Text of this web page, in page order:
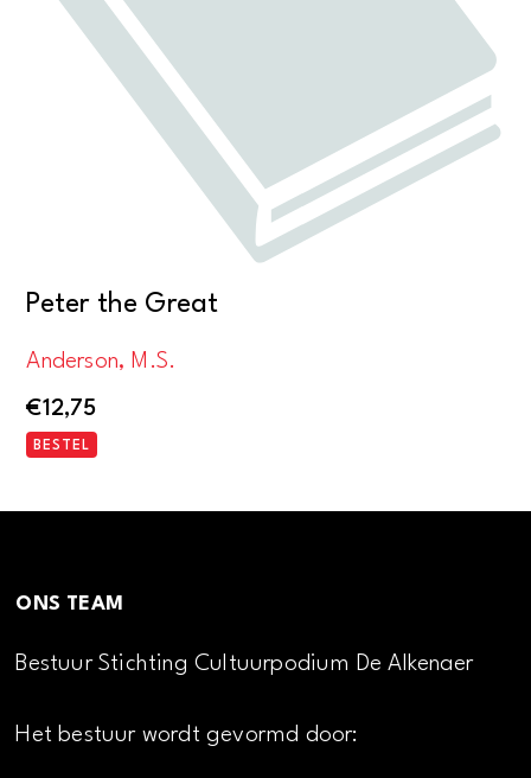
Peter the Great
Anderson, M.S.
€12,75
BESTEL
ONS TEAM
Bestuur Stichting Cultuurpodium De Alkenaer
Het bestuur wordt gevormd door: